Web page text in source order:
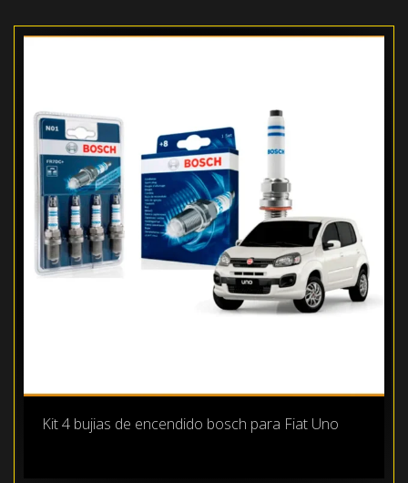
Kit 4 bujias de encendido bosch para Fiat Uno